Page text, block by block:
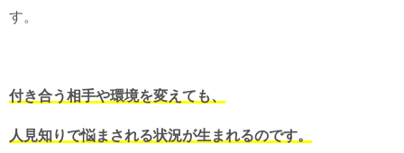
す。
付き合う相手や環境を変えても、
人見知りで悩まされる状況が生まれるのです。